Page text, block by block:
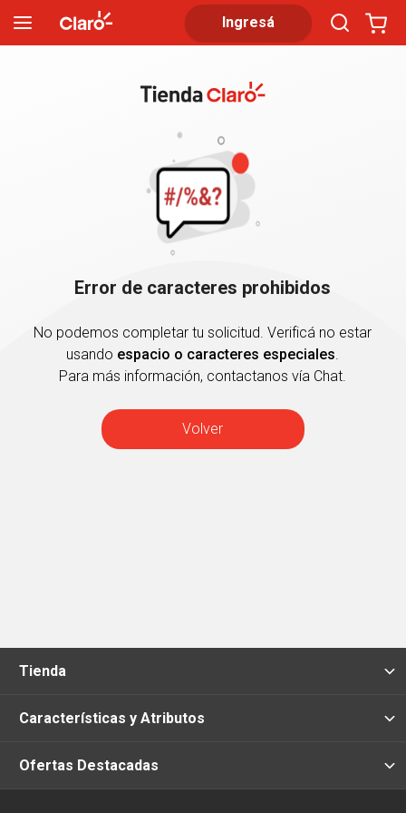
Ingresá
Error de caracteres prohibidos
No podemos completar tu solicitud. Verificá no estar
usando espacio o caracteres especiales.
Para más información, contactanos vía Chat.
Volver
Tienda
Características y Atributos
Ofertas Destacadas